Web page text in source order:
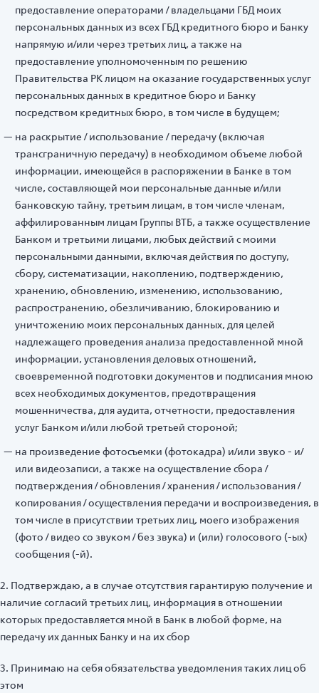
предоставление операторами / владельцами ГБД моих
персональных данных из всех ГБД кредитного бюро и Банку
напрямую и/или через третьих лиц, а также на
предоставление уполномоченным по решению
Правительства РК лицом на оказание государственных услуг
персональных данных в кредитное бюро и Банку
посредством кредитных бюро, в том числе в будущем;
на раскрытие / использование / передачу (включая
трансграничную передачу) в необходимом объеме любой
информации, имеющейся в распоряжении в Банке в том
числе, составляющей мои персональные данные и/или
банковскую тайну, третьим лицам, в том числе членам,
аффилированным лицам Группы ВТБ, а также осуществление
Банком и третьими лицами, любых действий с моими
персональными данными, включая действия по доступу,
сбору, систематизации, накоплению, подтверждению,
хранению, обновлению, изменению, использованию,
распространению, обезличиванию, блокированию и
уничтожению моих персональных данных, для целей
надлежащего проведения анализа предоставленной мной
информации, установления деловых отношений,
своевременной подготовки документов и подписания мною
всех необходимых документов, предотвращения
мошенничества, для аудита, отчетности, предоставления
услуг Банком и/или любой третьей стороной;
на произведение фотосъемки (фотокадра) и/или звуко - и/
или видеозаписи, а также на осуществление сбора /
подтверждения / обновления / хранения / использования /
копирования / осуществления передачи и воспроизведения, в
том числе в присутствии третьих лиц, моего изображения
(фото / видео со звуком / без звука) и (или) голосового (-ых)
сообщения (-й).
2. Подтверждаю, а в случае отсутствия гарантирую получение и
наличие согласий третьих лиц, информация в отношении
которых предоставляется мной в Банк в любой форме, на
передачу их данных Банку и на их сбор
3. Принимаю на себя обязательства уведомления таких лиц об
этом